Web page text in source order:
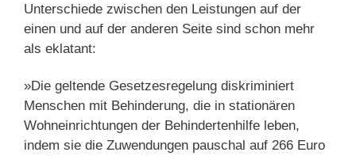
Unterschiede zwischen den Leistungen auf der
einen und auf der anderen Seite sind schon mehr
als eklatant:
»Die geltende Gesetzesregelung diskriminiert
Menschen mit Behinderung, die in stationären
Wohneinrichtungen der Behindertenhilfe leben,
indem sie die Zuwendungen pauschal auf 266 Euro